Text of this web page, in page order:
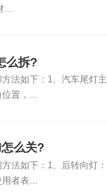
...
么拆?
法如下：1、汽车尾灯主
位置，...
么关?
法如下：1、后转向灯：
者表...